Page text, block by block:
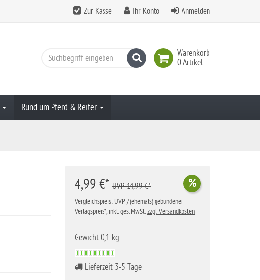
Zur Kasse Ihr Konto Anmelden
Warenkorb
0 Artikel
Suchen
Rund um Pferd & Reiter
4,99 €* %
UVP 14,99 €*
Vergleichspreis: UVP / (ehemals) gebundener
Verlagspreis*, inkl. ges. MwSt.zzgl. Versandkosten
Gewicht 0,1 kg
Lieferzeit 3-5 Tage